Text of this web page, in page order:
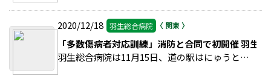
2020/12/18 羽生総合病院
「多数傷病者対応訓練」消防と合同で初開催 羽生病
羽生総合病院は11月15日、道の駅はにゅうと同院の屋上へリポートを会場に、羽生市消防本部、埼玉県防災航空隊と合同で多数傷病者対応訓練を実施した。 >>続きを読む